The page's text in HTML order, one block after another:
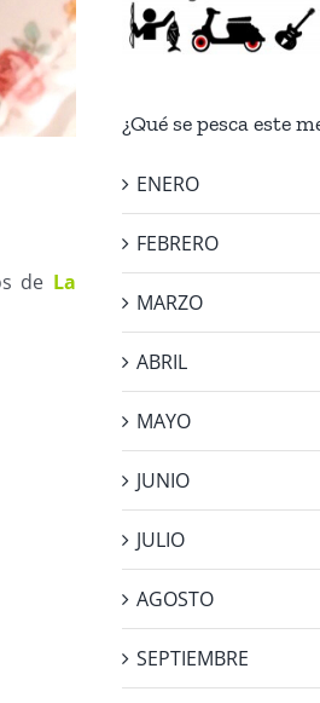
de La
¿Qué se pesca este
ENERO
FEBRERO
MARZO
ABRIL
MAYO
JUNIO
JULIO
AGOSTO
SEPTIEMBRE